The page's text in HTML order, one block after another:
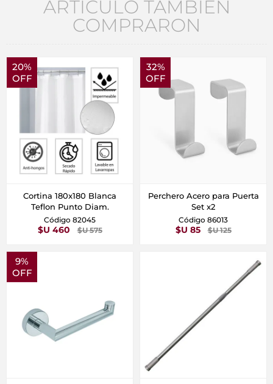
ARTÍCULO TAMBIÉN
COMPRARON
20%
OFF
Cortina 180x180 Blanca
Teflon Punto Diam.
Código 82045
$U 460 $U 575
32%
OFF
Perchero Acero para Puerta
Set x2
Código 86013
$U 85 $U 125
9%
OFF